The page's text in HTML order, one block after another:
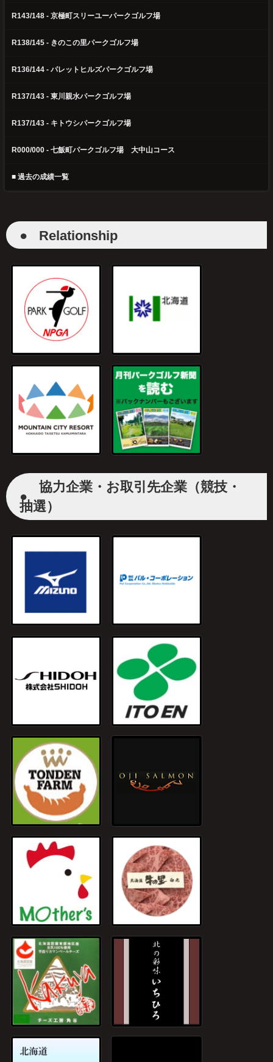
R143/148 - 京極町スリーユーパークゴルフ場
R138/145 - きのこの里パークゴルフ場
R136/144 - パレットヒルズパークゴルフ場
R137/143 - 東川親水パークゴルフ場
R137/143 - キトウシパークゴルフ場
R000/000 - 七飯町パークゴルフ場 大中山コース
■ 過去の成績一覧
● Relationship
●
協力企業・お取引先企業（競技・
抽選）